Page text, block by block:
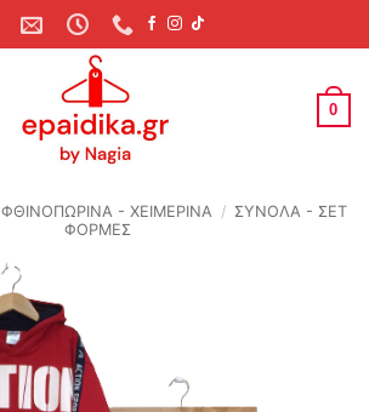
0
ΦΘΙΝΟΠΩΡΙΝΆ - ΧΕΙΜΕΡΙΝΆ / ΣΥΝΟΛΑ - ΣΕΤ
ΦΟΡΜΕΣ